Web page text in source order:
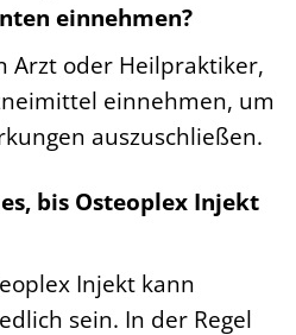
einnehmen?
Arzt oder Heilpraktiker,
einnehmen, um
auszuschließen.
bis Osteoplex Injekt
Injekt kann
sein. In der Regel